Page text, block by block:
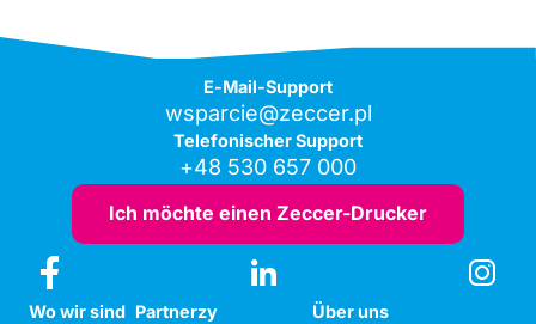
E-Mail-Support
wsparcie@zeccer.pl
Telefonischer Support
+48 530 657 000
Ich möchte einen Zeccer-Drucker
Wo wir sind Partnerzy
Über uns